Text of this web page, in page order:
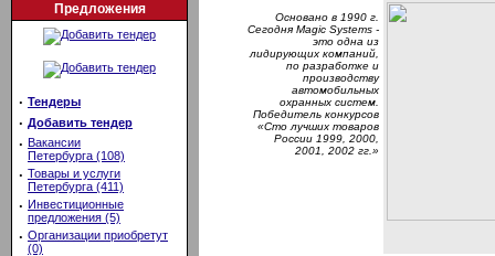
Предложения
· Тендеры
· Добавить тендер
· Вакансии
Петербурга (108)
· Товары и услуги
Петербурга (411)
· Инвестиционные
предложения (5)
· Организации приобретут
(0)
Основано в 1990 г.
Сегодня Magic Systems -
это одна из
лидирующих компаний,
по разработке и
производству
автомобильных
охранных систем.
Победитель конкурсов
«Сто лучших товаров
России 1999, 2000,
2001, 2002 гг.»